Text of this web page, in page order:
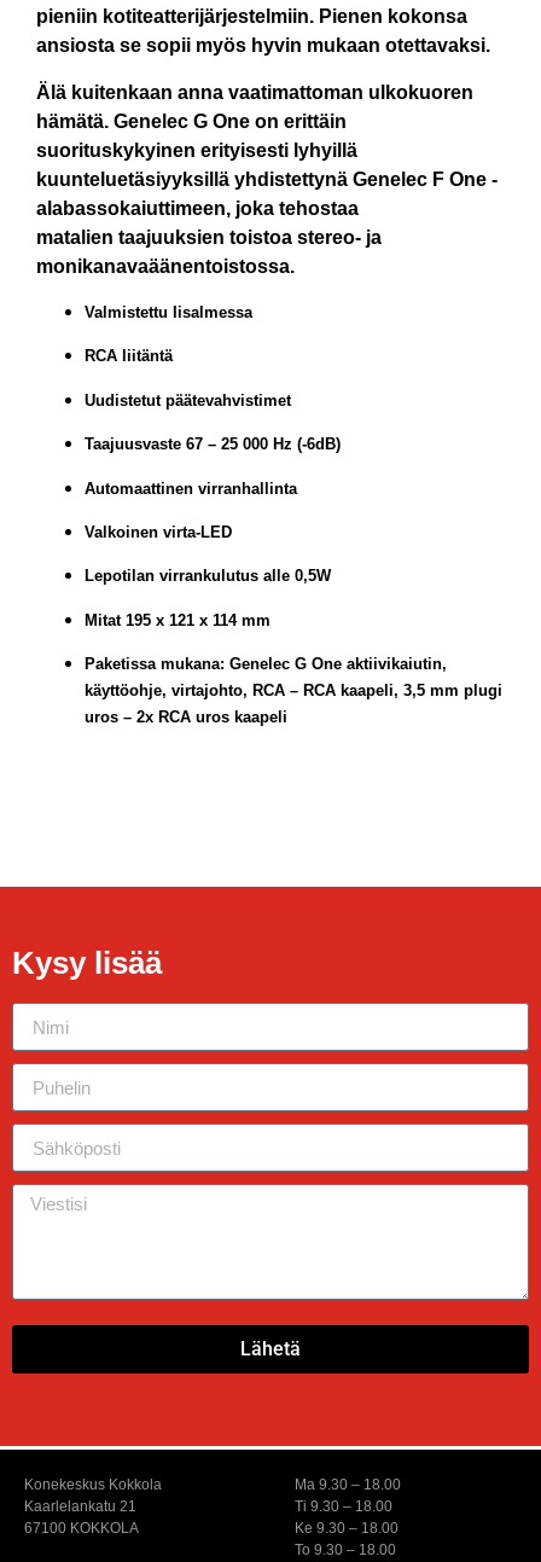
pieniin kotiteatterijärjestelmiin. Pienen kokonsa
ansiosta se sopii myös hyvin mukaan otettavaksi.
Älä kuitenkaan anna vaatimattoman ulkokuoren
hämätä. Genelec G One on erittäin
suorituskykyinen erityisesti lyhyillä
kuunteluetäsiyyksillä yhdistettynä Genelec F One -
alabassokaiuttimeen, joka tehostaa
matalien taajuuksien toistoa stereo- ja
monikanavaäänentoistossa.
Valmistettu Iisalmessa
RCA liitäntä
Uudistetut päätevahvistimet
Taajuusvaste 67 – 25 000 Hz (-6dB)
Automaattinen virranhallinta
Valkoinen virta-LED
Lepotilan virrankulutus alle 0,5W
Mitat 195 x 121 x 114 mm
Paketissa mukana: Genelec G One aktiivikaiutin,
käyttöohje, virtajohto, RCA – RCA kaapeli, 3,5 mm plugi
uros – 2x RCA uros kaapeli
Kysy lisää
Lähetä
Konekeskus Kokkola
Kaarlelankatu 21
67100 KOKKOLA
Ma 9.30 – 18.00
Ti 9.30 – 18.00
Ke 9.30 – 18.00
To 9.30 – 18.00